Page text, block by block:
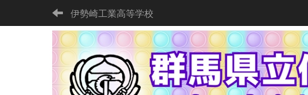
伊勢崎工業高等学校